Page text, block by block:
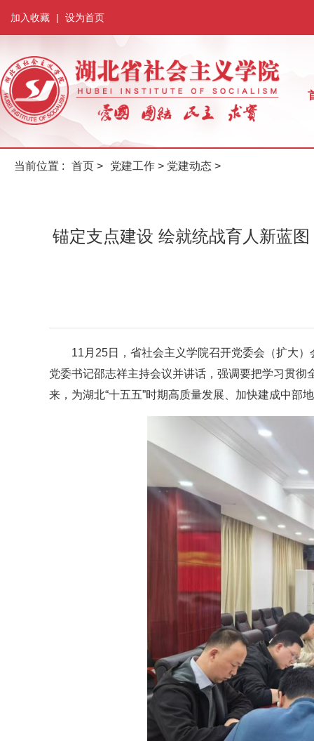
加入收藏 | 设为首页
当前位置 : 首页 > 党建工作 > 党建动态 >
锚定支点建设 绘就统战育人新蓝
11月25日，省社会主义学院召开党委会（扩大
党委书记邵志祥主持会议并讲话，强调要把学习贯
来，为湖北“十五五”时期高质量发展、加快建成中部